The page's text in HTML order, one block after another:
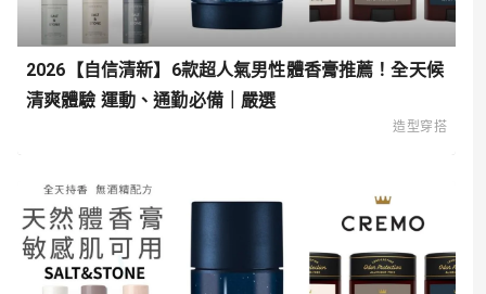
2026【自信清新】6款超人氣男性體香膏推薦！全天候
清爽體驗 運動、通勤必備｜嚴選
造型穿搭